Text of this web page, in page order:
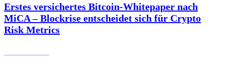
Erstes versichertes Bitcoin-Whitepaper nach
MiCA – Blockrise entscheidet sich für Crypto
Risk Metrics